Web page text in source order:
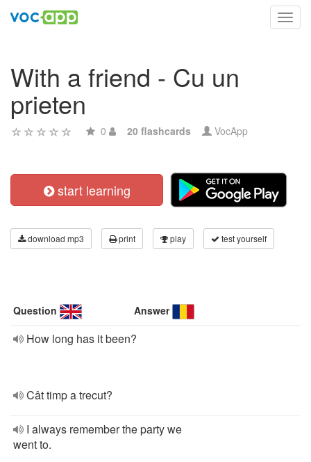
With a friend - Cu un
prieten
0 20 flashcards VocApp
start learning
download mp3 print play test yourself
Question Answer
How long has it been?
Cât timp a trecut?
I always remember the party we
went to.